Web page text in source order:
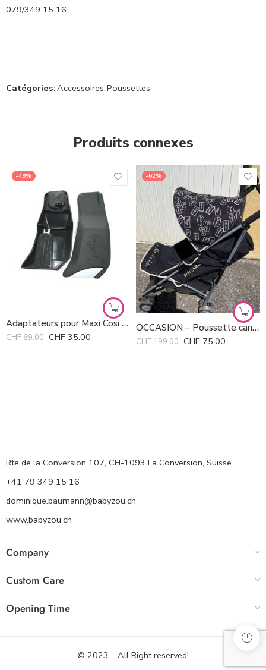
079/349 15 16
Catégories:Accessoires,Poussettes
Produits connexes
-49%
Adaptateurs pour Maxi Cosi Xplory *
CHF69.00 CHF 35.00
-62%
OCCASION – Poussette cane Maclaren Quest
CHF199.00 CHF 75.00
Rte de la Conversion 107, CH-1093 La Conversion, Suisse
+41 79 349 15 16
dominique.baumann@babyzou.ch
www.babyzou.ch
Company
Custom Care
Opening Time
© 2023 – All Right reserved!